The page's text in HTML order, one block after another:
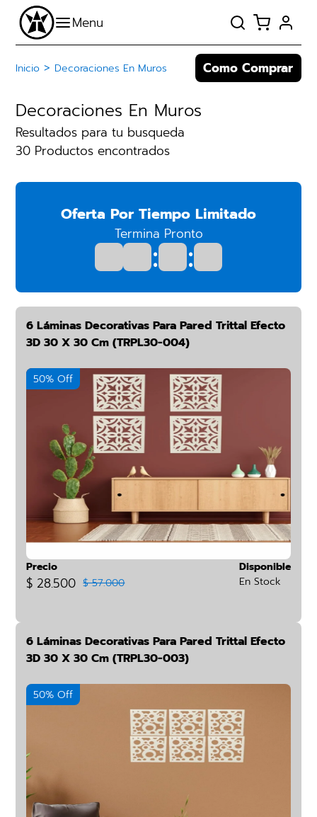
Inicio > Decoraciones En Muros Como Comprar
Decoraciones En Muros
Resultados para tu busqueda
30 Productos encontrados
Oferta Por Tiempo Limitado
Termina Pronto
: :
6 Láminas Decorativas Para Pared Trittal Efecto
3D 30 X 30 Cm (TRPL30-004)
50% Off
Precio
$ 28.500 $ 57.000
Disponible
En Stock
6 Láminas Decorativas Para Pared Trittal Efecto
3D 30 X 30 Cm (TRPL30-003)
50% Off